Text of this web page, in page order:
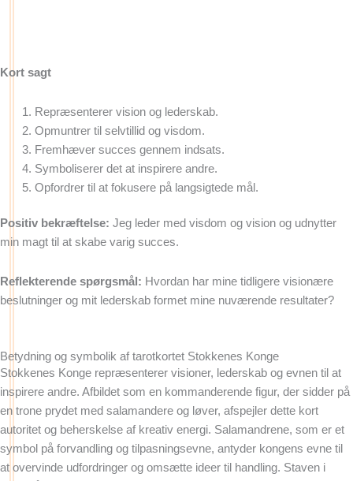
Kort sagt
Repræsenterer vision og lederskab.
Opmuntrer til selvtillid og visdom.
Fremhæver succes gennem indsats.
Symboliserer det at inspirere andre.
Opfordrer til at fokusere på langsigtede mål.
Positiv bekræftelse: Jeg leder med visdom og vision og udnytter
min magt til at skabe varig succes.
Reflekterende spørgsmål: Hvordan har mine tidligere visionære
beslutninger og mit lederskab formet mine nuværende resultater?
Betydning og symbolik af tarotkortet Stokkenes Konge
Stokkenes Konge repræsenterer visioner, lederskab og evnen til at
inspirere andre. Afbildet som en kommanderende figur, der sidder på
en trone prydet med salamandere og løver, afspejler dette kort
autoritet og beherskelse af kreativ energi. Salamandrene, som er et
symbol på forvandling og tilpasningsevne, antyder kongens evne til
at overvinde udfordringer og omsætte ideer til handling. Staven i